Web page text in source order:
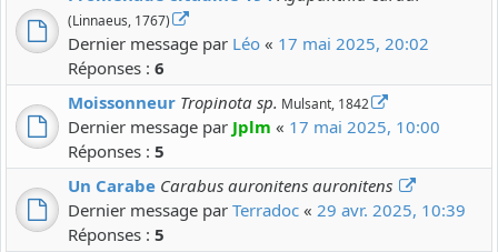
(Linnaeus, 1767)
Dernier message par Léo « 17 mai 2025, 20:02
Réponses : 6
Moissonneur Tropinota sp. Mulsant, 1842
Dernier message par Jplm « 17 mai 2025, 10:00
Réponses : 5
Un Carabe Carabus auronitens auronitens
Dernier message par Terradoc « 29 avr. 2025, 10:39
Réponses : 5